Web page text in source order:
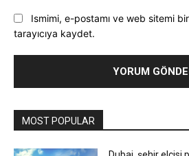
Ismimi, e-postamı ve web sitemi
tarayıcıya kaydet.
MOST POPULAR